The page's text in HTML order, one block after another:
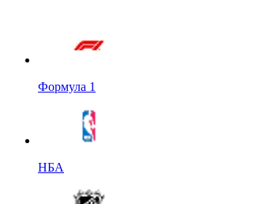
Формула 1
НБА